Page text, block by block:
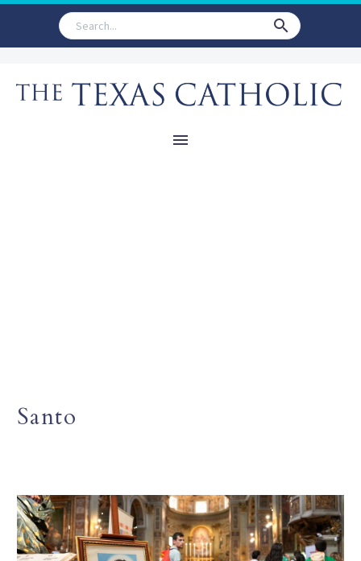
Santo